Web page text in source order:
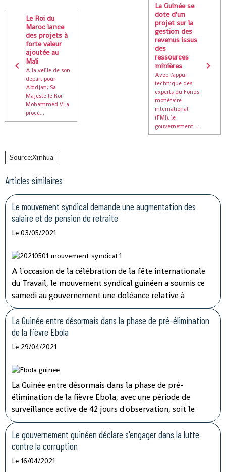
Le Roi du
Maroc lance
des projets à
forte valeur
ajoutée au
Mali
A la veille de son
départ pour
Abidjan, Sa
Majesté le Roi
Mohammed VI a
procé...
La Guinée se
dote d'un
projet sur la
gestion des
revenus issus
des
ressources
minières
Avec l'appui
technique des
experts du Fonds
monétaire
international
(FMI), le
gouvernement ...
Source:Xinhua
Articles similaires
Le mouvement syndical demande une augmentation des
salaire et de pension de retraite
Le 03/05/2021
A l'occasion de la célébration de la fête internationale
du Travail, le mouvement syndical guinéen a soumis ce
samedi au gouvernement une doléance relative à
l'augmentation de salaire et de pension de retraite.
La Guinée entre désormais dans la phase de pré-élimination
de la fièvre Ebola
Le 29/04/2021
La Guinée entre désormais dans la phase de pré-
élimination de la fièvre Ebola, avec une période de
surveillance active de 42 jours d'observation, soit le
double de la période d'incubation du virus, a indiqué
mardi à la télévision nationale, Sory Condé, chargé des
études au département surveillance à l'Agence nationale
de sécurité sanitaire (ANSS).
Le gouvernement guinéen déclare s'engager dans la lutte
contre la corruption
Le 16/04/2021